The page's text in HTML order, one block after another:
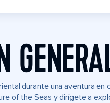
durante una aventura
of the Seas y dirígete a